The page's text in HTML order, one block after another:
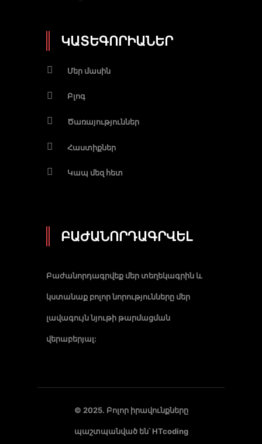
ԿԱՏԵԳՈՐԻԱՆԵՐ
Մեր մասին
Բլոգ
Ծառայություններ
Հաստիքներ
Կապ մեզ հետ
ԲԱԺԱՆՈՐԴԱԳՐՎԵԼ
Բաժանորդագրվեք մեր տեղեկագրին և
կստանաք բոլոր նորությունները մեր
լավագույն նյութի թարմացման
վերաբերյալ:
© 2025. Բոլոր իրավունքները
պաշտպանված են՝HTcoding